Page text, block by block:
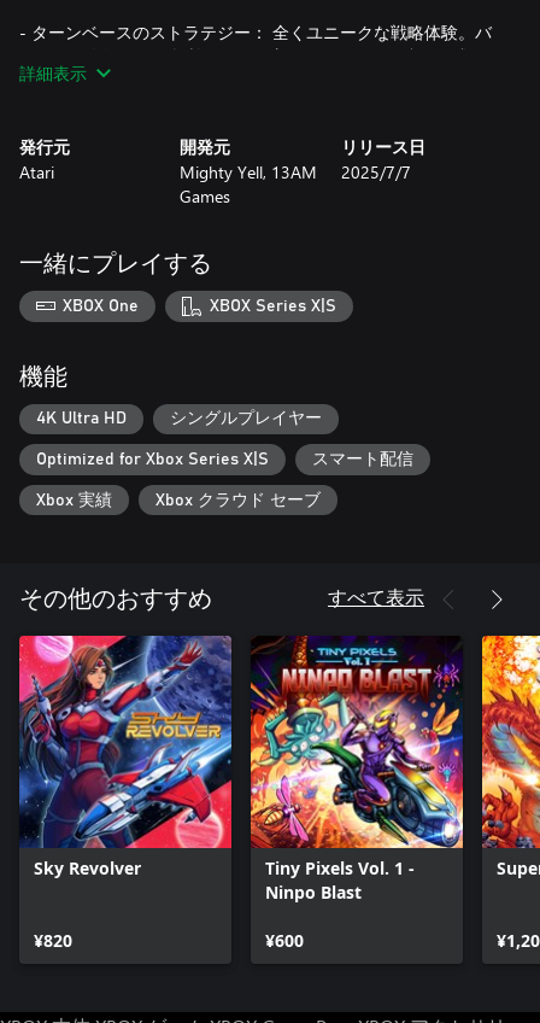
- ターンベースのストラテジー： 全くユニークな戦略体験。バ
ンカーの奥深くまで探検すると、新しいミサイルや敵の種類が
見つかる。
つの選択ミスが大惨事に。資源を節約するために次の一手を計
画し、複数の敵ミサイルを破壊する爆発の連鎖を展開しよう。
真剣勝負の物語パズルと一緒になっている。[REDACTED]したい
ならすべての文書を読み、一挙一動に気を配りながら全てのパ
ズルを解け。
ピューターが織り成す閉所恐怖症的なレトロフューチャーの映
像美が、君を冷戦時代のパラノイアの世界へと誘う。
詳細表示
発行元
Atari
開発元
Mighty Yell, 13AM
Games
リリース日
2025/7/7
一緒にプレイする
XBOX One XBOX Series X|S
機能
4K Ultra HD シングルプレイヤー
Optimized for Xbox Series X|S スマート配信
Xbox 実績 Xbox クラウド セーブ
その他のおすすめ すべて表示
Sky Revolver
¥820
Tiny Pixels Vol. 1 -
Ninpo Blast
¥600